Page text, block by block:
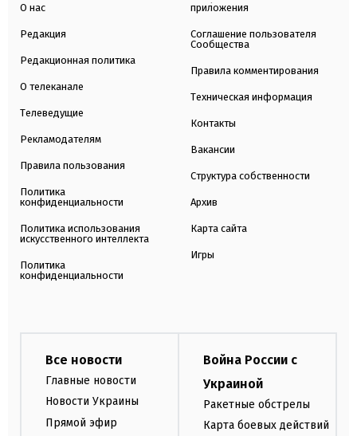
О нас
Редакция
Редакционная политика
О телеканале
Телеведущие
Рекламодателям
Правила пользования
Политика
конфиденциальности
Политика использования
искусственного интеллекта
Политика
конфиденциальности
приложения
Соглашение пользователя
Сообщества
Правила комментирования
Техническая информация
Контакты
Вакансии
Структура собственности
Архив
Карта сайта
Игры
Все новости
Главные новости
Новости Украины
Прямой эфир
Война России с
Украиной
Ракетные обстрелы
Карта боевых действий